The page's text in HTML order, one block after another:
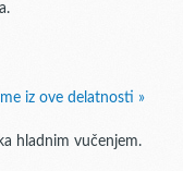
iz ove delatnosti »
hladnim vučenjem.